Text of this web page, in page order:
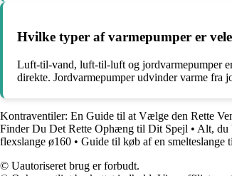
Hvilke typer af varmepumper er
Luft-til-vand, luft-til-luft og jordvarmepumper
direkte. Jordvarmepumper udvinder varme fra
Kontraventiler: En Guide til at Vælge den Rette
Finder Du Det Rette Ophæng til Dit Spejl • Alt, du
flexslange ø160 • Guide til køb af en smelteslange
© Uautoriseret brug er forbudt.